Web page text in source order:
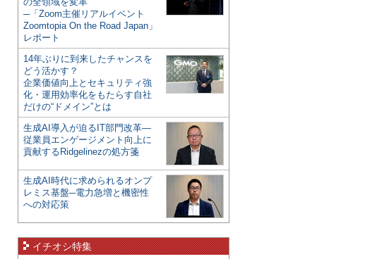
─「Zoom主催リアルイベント
Zoomtopia On the Road Japan」
レポート
14年ぶりに到来したチャンスを
どう活かす？
企業価値向上とセキュリティ強
化・運用効率化をもたらす自社
だけの“ドメイン”とは
生成AI導入が迫るIT部門改革―
従業員エンゲージメント向上に
貢献するRidgelinezの処方箋
生成AI時代に求められるオンプ
レミス基盤─電力急増と機密性
への対応策
イチオシ特集